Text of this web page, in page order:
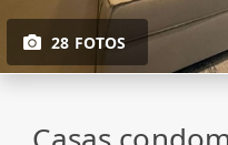
28 FOTOS